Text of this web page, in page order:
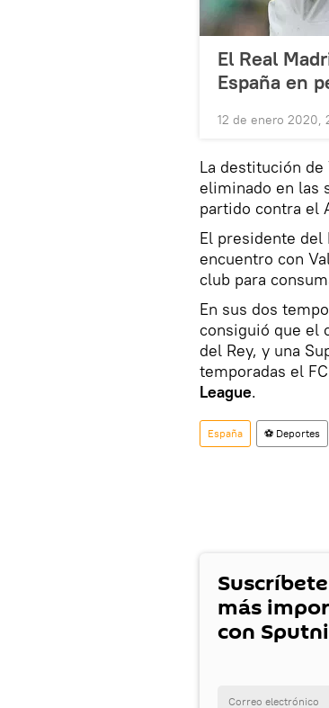
El Real
España en
12 de enero 2020,
La destitución
eliminado en las
partido contra el
El presidente del
encuentro con
club para
En sus dos
consiguió que el
del Rey, y una
temporadas el
League.
España ⚽ Deportes
más
con